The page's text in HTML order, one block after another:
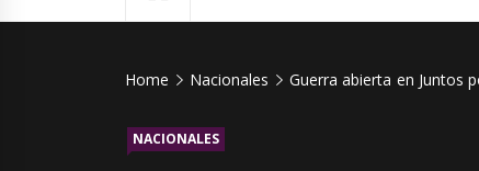
Home Nacionales Guerra abierta en Juntos
NACIONALES